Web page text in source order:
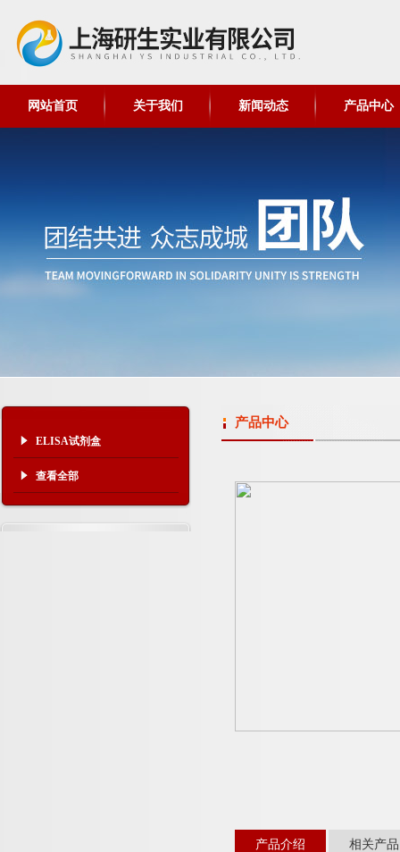
网站首页 关于我们 新闻动态 产品中心
ELISA试剂盒
查看全部
产品中心
产品介绍 相关产品